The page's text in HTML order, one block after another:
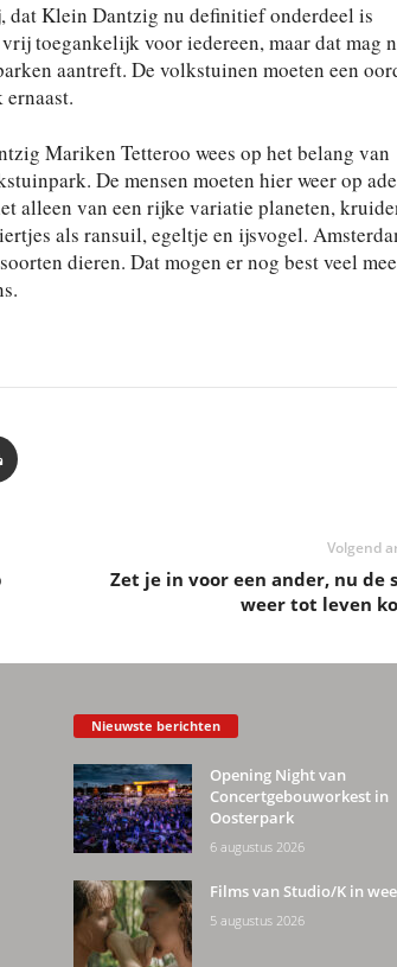
dat Klein Dantzig nu definitief onderdeel is
toegankelijk voor iedereen, maar dat mag
aantreft. De volkstuinen moeten een
Mariken Tetteroo wees op het belang van
De mensen moeten hier weer op
alleen van een rijke variatie planeten,
als ransuil, egeltje en ijsvogel.
dieren. Dat mogen er nog best veel
Volgend
Zet je in voor een ander, nu de
weer tot leven
Nieuwste berichten
Opening Night van
Concertgebouworkest in
Oosterpark
6 augustus 2026
Films van Studio/K in
5 augustus 2026